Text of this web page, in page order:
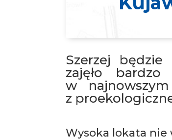
Szerzej
zajęło
w
z
Wysoka lokata nie